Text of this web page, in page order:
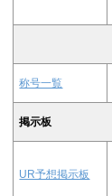
称号一覧
掲示板
UR予想掲示板